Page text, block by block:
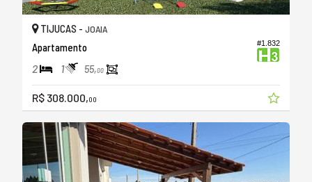
#1.832
TIJUCAS - JOAIA
Apartamento
2 1 55,00
R$ 308.000,00